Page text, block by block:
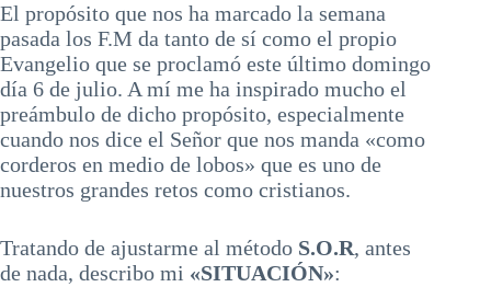
El propósito que nos ha marcado la semana
pasada los F.M da tanto de sí como el propio
Evangelio que se proclamó este último domingo
día 6 de julio. A mí me ha inspirado mucho el
preámbulo de dicho propósito, especialmente
cuando nos dice el Señor que nos manda «como
corderos en medio de lobos» que es uno de
nuestros grandes retos como cristianos.
Tratando de ajustarme al método S.O.R, antes
de nada, describo mi «SITUACIÓN»: